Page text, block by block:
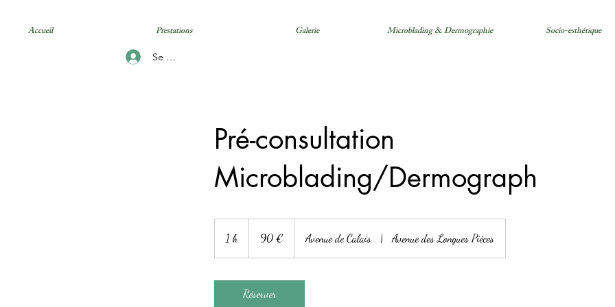
Se connecter
Accueil Prestations Galerie Microblading & Dermographie Socio-esthétique
Pré-consultation
Microblading/Dermograph
1 h 90 € Avenue de Calais | Avenue des Longues Pièces
Réserver